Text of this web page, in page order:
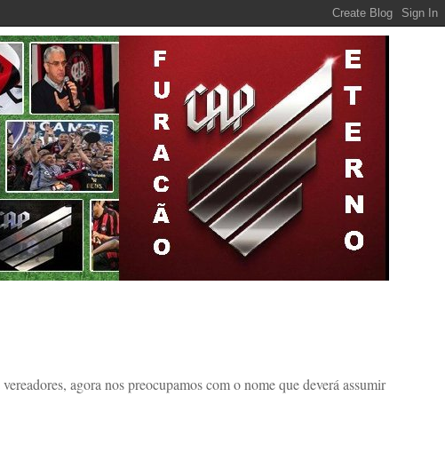
agora nos preocupamos com o nome que deverá assumir